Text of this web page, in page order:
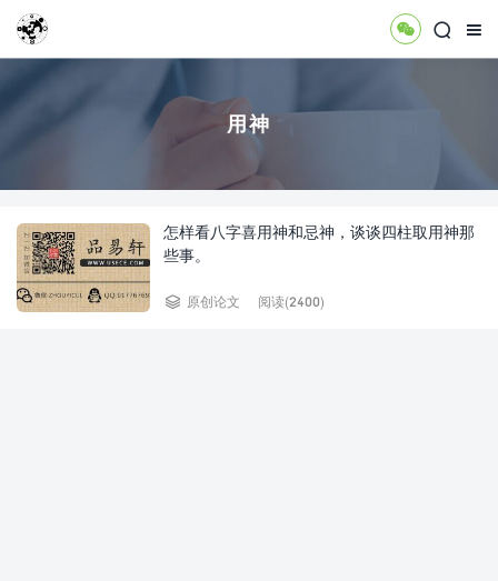



用神
怎样看八字喜用神和忌神，谈谈四柱取用神那
些事。
 原创论文 阅读(2400)